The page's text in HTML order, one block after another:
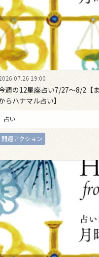
19:00
週の12星座占い7/27～8/2【
らハナマル占い】
占い
開運アクション